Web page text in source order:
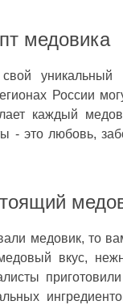
медовика
России
каждый
- это любовь,
медовик, то
вкус,